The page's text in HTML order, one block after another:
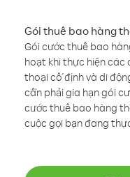
Gói thuê bao hàng
Gói cước thuê bao
hoạt khi thực hiện các
thoại cố định và di
cần phải gia hạn gói
cước thuê bao hàng
cuộc gọi bạn đang